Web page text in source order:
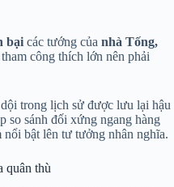
bại các tướng của nhà Tống,
công thích lớn nên phải
trong lịch sử được lưu lại hậu
so sánh đối xứng ngang hàng
bật lên tư tưởng nhân nghĩa.
quân thù